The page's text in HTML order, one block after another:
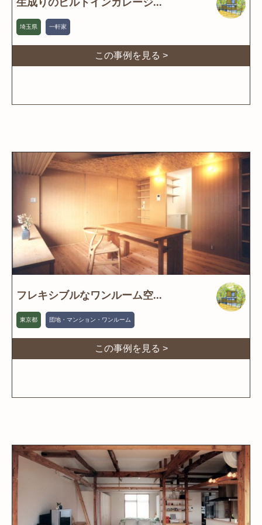
埼玉県 一軒家
この事例を見る >
フレキシブルなワンルーム空...
東京都 団地・マンション・ワンルーム
この事例を見る >